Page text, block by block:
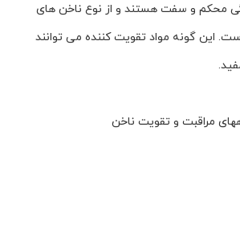
محکم و سفت هستند و از نوع ناخن هاى
این گونه مواد تقویت کننده مى توانند
مراقبت و تقویت ناخن